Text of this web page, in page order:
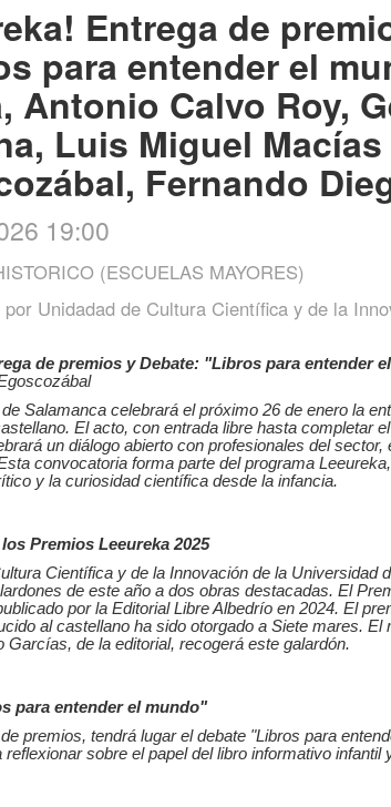
Entrega de
para entender el
Antonio Calvo Roy,
Luis Miguel
Fernando
19:00
(ESCUELAS MAYORES)
por Unidadad de Cultura Científica y de la
de premios y Debate: "Libros para entender
Salamanca celebrará el próximo 26 de enero la
El acto, con entrada libre hasta completar
un diálogo abierto con profesionales del
convocatoria forma parte del programa
y la curiosidad científica desde la infancia.
Premios Leeureka 2025
Científica y de la Innovación de la
de este año a dos obras destacadas. El
por la Editorial Libre Albedrío en 2024. El
al castellano ha sido otorgado a Siete mares.
Garcías, de la editorial, recogerá este galardón.
para entender el mundo"
premios, tendrá lugar el debate "Libros para
reflexionar sobre el papel del libro informativo